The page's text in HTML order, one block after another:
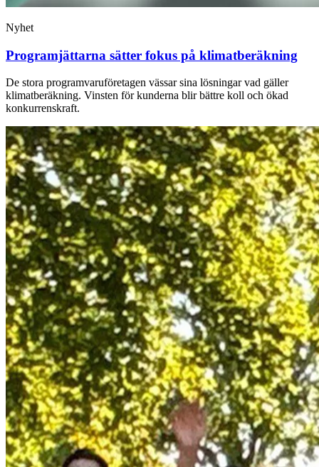
Nyhet
Programjättarna sätter fokus på klimatberäkning
De stora programvaruföretagen vässar sina lösningar vad gäller
klimatberäkning. Vinsten för kunderna blir bättre koll och ökad
konkurrenskraft.